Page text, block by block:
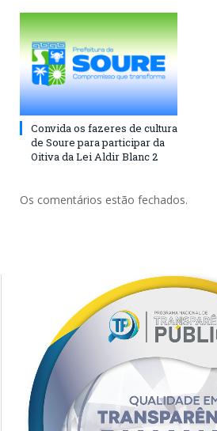
Convida os fazeres de cultura
de Soure para participar da
Oitiva da Lei Aldir Blanc 2
Os comentários estão fechados.